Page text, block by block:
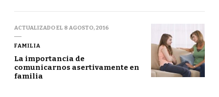
ACTUALIZADO EL 8 AGOSTO, 2016
FAMILIA
La importancia de
comunicarnos asertivamente en
familia